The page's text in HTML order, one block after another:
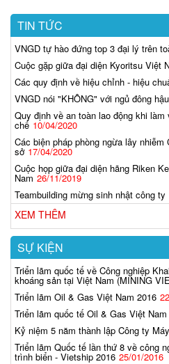
TIN TỨC
VNGD tự hào đứng top 3 đại lý trên
Cuộc gặp giữa đại diện Kyoritsu Việt
Các quy định về hiệu chỉnh - hiệu
VNGD nói "KHÔNG" với ngủ đông
Quy định về an toàn lao động khi
chế 10/04/2020
Các biện pháp phòng ngừa lây
sở 17/04/2020
Cuộc họp giữa đại diện hãng Riken
Nam 26/11/2019
Teambuilding mừng sinh nhật công ty
XEM THÊM
SỰ KIỆN
Triển lãm quốc tế về Công nghiệp
khoáng sản tại Việt Nam (MINING
Triển lãm Oil & Gas Việt Nam 2016
Triển lãm quốc tế Oil & Gas Việt Nam
Kỷ niệm 5 năm thành lập Công ty
Triển lãm Quốc tế lần thứ 8 về công
trình biển - Vietship 2016 25/01/2016